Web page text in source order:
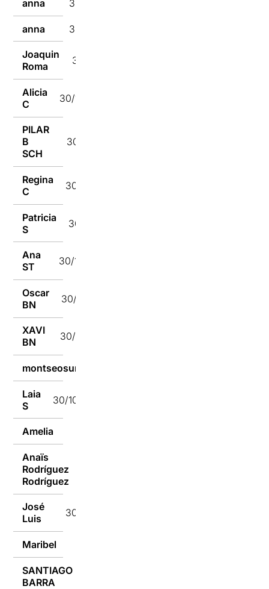
anna 30/10/2024
anna 30/10/2024
Joaquin
Roma
30/10/2024
Alicia
C
30/10/2024
PILAR
B
SCH
30/10/2024
Regina
C
30/10/2024
Patricia
S
30/10/2024
Ana
ST
30/10/2024
Oscar
BN
30/10/2024
XAVI
BN
30/10/2024
montseosuna
Laia
S
30/10/2024
Amelia
Anaïs
Rodríguez
Rodríguez
José
Luis
30/10/2024
Maribel
SANTIAGO
BARRA